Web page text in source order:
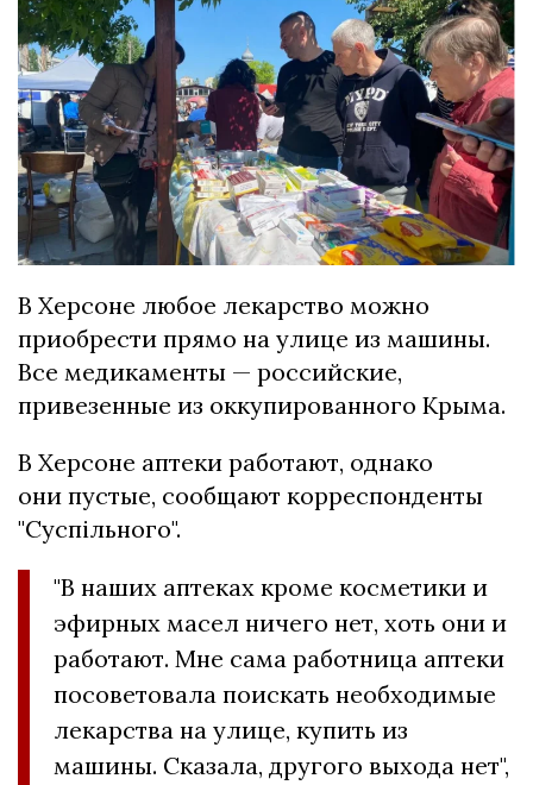
В Херсоне любое лекарство можно
приобрести прямо на улице из машины.
Все медикаменты — российские,
привезенные из оккупированного Крыма.
В Херсоне аптеки работают, однако
они пустые, сообщают корреспонденты
"Суспільного".
"В наших аптеках кроме косметики и
эфирных масел ничего нет, хоть они и
работают. Мне сама работница аптеки
посоветовала поискать необходимые
лекарства на улице, купить из
машины. Сказала, другого выхода нет",